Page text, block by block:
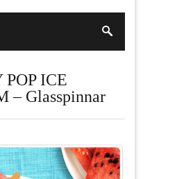
ICE
– Glasspinnar